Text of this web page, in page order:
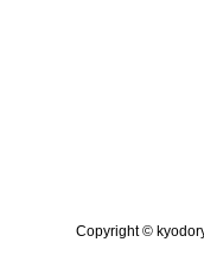
Copyright ©